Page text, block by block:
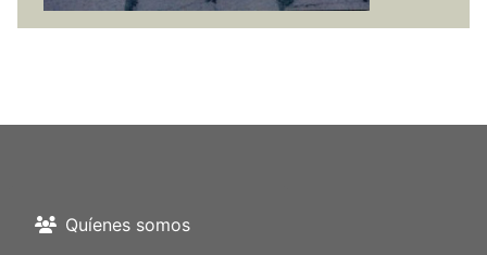
Quíenes somos